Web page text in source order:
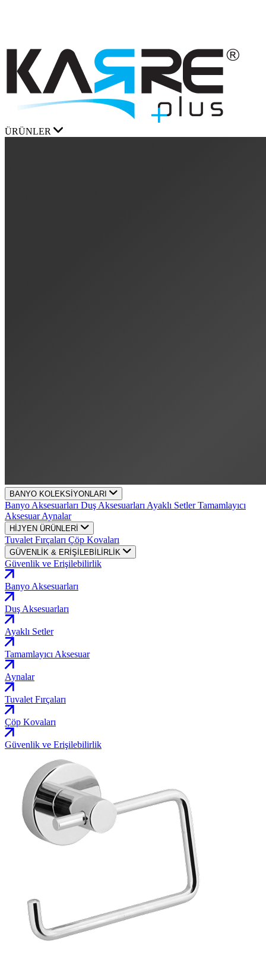
ÜRÜNLER
BANYO KOLEKSİYONLARI
Banyo Aksesuarları Duş Aksesuarları Ayaklı SetlerTamamlayıcı
AksesuarAynalar
HİJYEN ÜRÜNLERİ
Tuvalet Fırçaları Çöp Kovaları
GÜVENLİK & ERİŞİLEBİLİRLİK
Güvenlik ve Erişilebilirlik
Banyo Aksesuarları
Duş Aksesuarları
Ayaklı Setler
Tamamlayıcı Aksesuar
Aynalar
Tuvalet Fırçaları
Çöp Kovaları
Güvenlik ve Erişilebilirlik